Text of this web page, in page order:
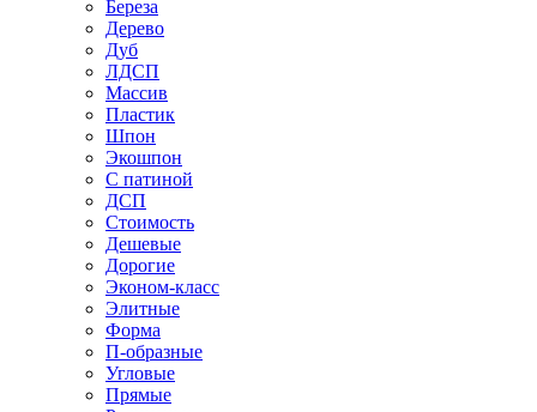
Береза
Дерево
Дуб
ЛДСП
Массив
Пластик
Шпон
Экошпон
С патиной
ДСП
Стоимость
Дешевые
Дорогие
Эконом-класс
Элитные
Форма
П-образные
Угловые
Прямые